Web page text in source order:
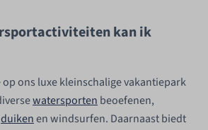
kan ik
ons luxe kleinschalige vakantiepark
watersporten beoefenen,
duikenen windsurfen. Daarnaast biedt